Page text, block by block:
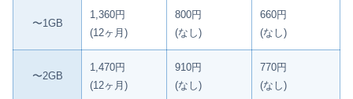
〜1GB
1,360円
(12ヶ月)
800円
(なし)
660円
(なし)
〜2GB
1,470円
(12ヶ月)
910円
(なし)
770円
(なし)